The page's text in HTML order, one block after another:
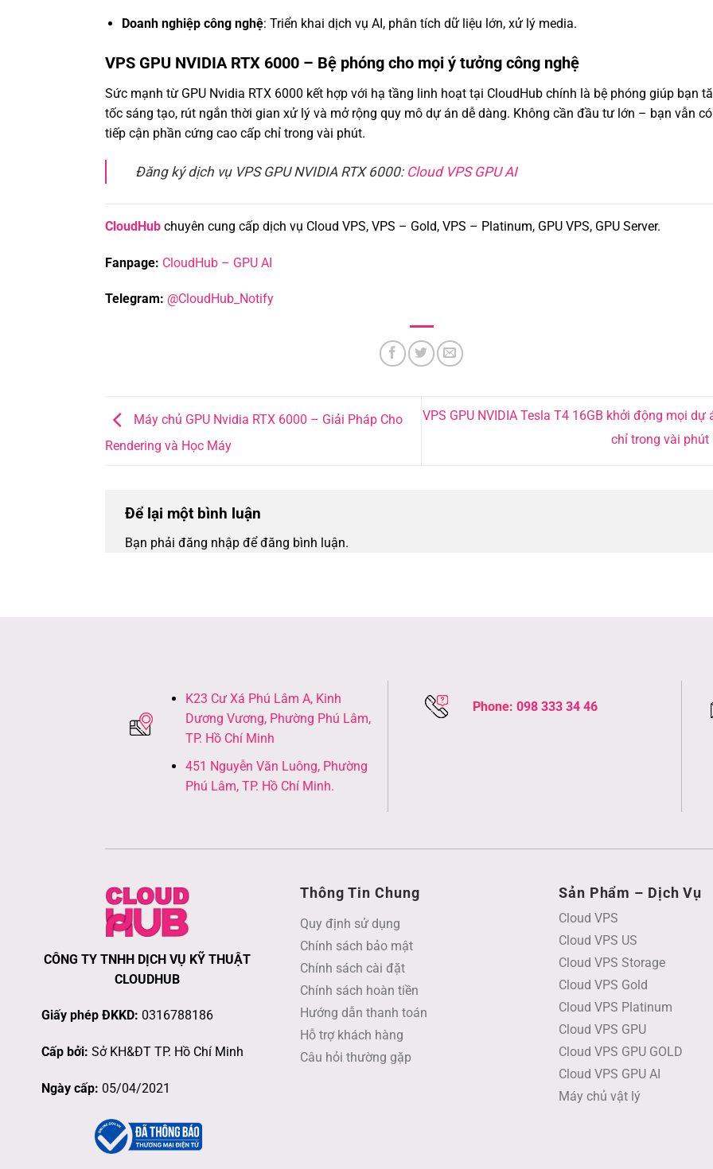
Doanh nghiệp công nghệ: Triển khai dịch vụ AI, phân tích dữ liệu lớn, xử lý media.
VPS GPU NVIDIA RTX 6000 – Bệ phóng cho mọi ý tưởng công nghệ
Sức mạnh từ GPU Nvidia RTX 6000 kết hợp với hạ tầng linh hoạt tại CloudHub chính là bệ phóng giúp bạn
tốc sáng tạo, rút ngắn thời gian xử lý và mở rộng quy mô dự án dễ dàng. Không cần đầu tư lớn – bạn vẫn
tiếp cận phần cứng cao cấp chỉ trong vài phút.
Đăng ký dịch vụ VPS GPU NVIDIA RTX 6000:Cloud VPS GPU AI
CloudHub chuyên cung cấp dịch vụ Cloud VPS, VPS – Gold, VPS – Platinum, GPU VPS, GPU Server.
Fanpage: CloudHub – GPU AI
Telegram: @CloudHub_Notify
Máy chủ GPU Nvidia RTX 6000 – Giải Pháp Cho
Rendering và Học Máy
VPS GPU NVIDIA Tesla T4 16GB khởi động mọi dự
chỉ trong vài phút
Để lại một bình luận
Bạn phải đăng nhập để đăng bình luận.
K23 Cư Xá Phú Lâm A, Kinh
Dương Vương, Phường Phú Lâm,
TP. Hồ Chí Minh
451 Nguyễn Văn Luông, Phường
Phú Lâm, TP. Hồ Chí Minh.
Phone: 098 333 34 46
CÔNG TY TNHH DỊCH VỤ KỸ THUẬT
CLOUDHUB
Giấy phép ĐKKD: 0316788186
Cấp bởi: Sở KH&ĐT TP. Hồ Chí Minh
Ngày cấp: 05/04/2021
Thông Tin Chung
Quy định sử dụng
Chính sách bảo mật
Chính sách cài đặt
Chính sách hoàn tiền
Hướng dẫn thanh toán
Hỗ trợ khách hàng
Câu hỏi thường gặp
Sản Phẩm – Dịch Vụ
Cloud VPS
Cloud VPS US
Cloud VPS Storage
Cloud VPS Gold
Cloud VPS Platinum
Cloud VPS GPU
Cloud VPS GPU GOLD
Cloud VPS GPU AI
Máy chủ vật lý